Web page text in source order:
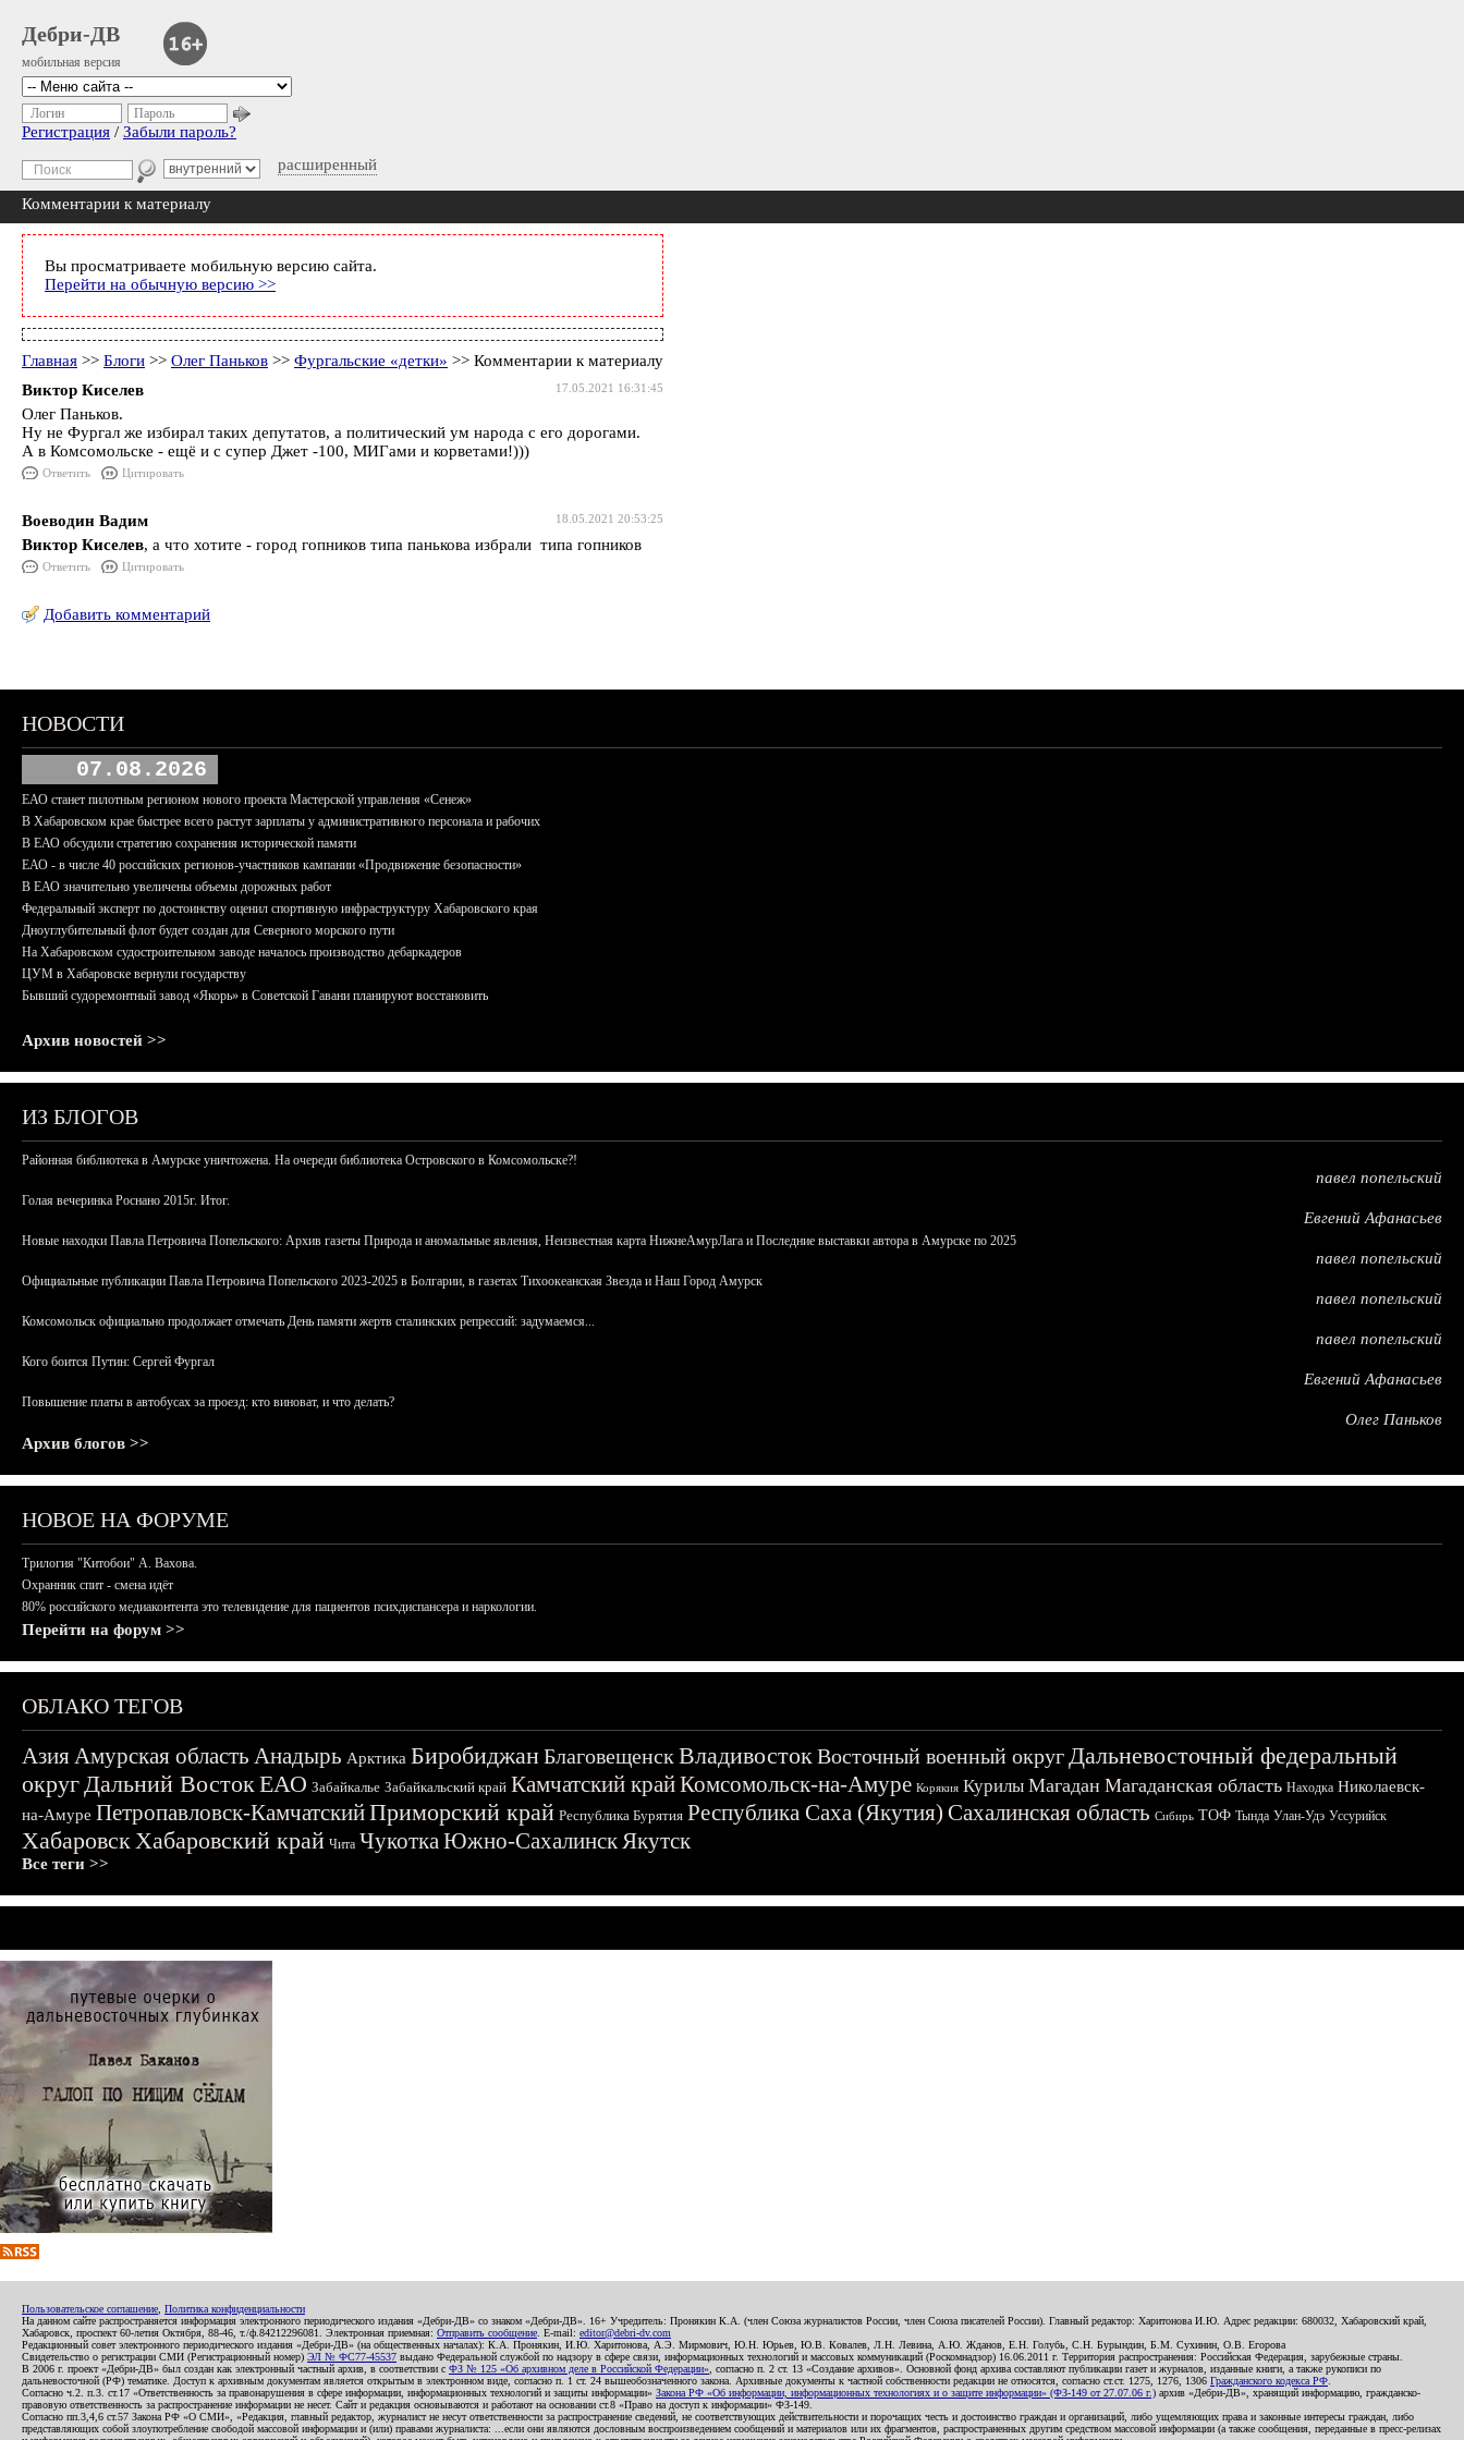
Дебри-ДВ
мобильная версия
расширенный
Логин Пароль
Регистрация / Забыли пароль?
Комментарии к материалу
Вы просматриваете мобильную версию сайта.
Перейти на обычную версию >>
Главная >> Блоги >> Олег Паньков >> Фургальские «детки» >> Комментарии к материалу
17.05.2021 16:31:45
Виктор Киселев
Олег Паньков.
Ну не Фургал же избирал таких депутатов, а политический ум народа с его дорогами.
А в Комсомольске - ещё и с супер Джет -100, МИГами и корветами!)))
Ответить Цитировать
18.05.2021 20:53:25
Воеводин Вадим
Виктор Киселев, а что хотите - город гопников типа панькова избрали типа гопников
Ответить Цитировать
Добавить комментарий
НОВОСТИ
07.08.2026
ЕАО станет пилотным регионом нового проекта Мастерской управления «Сенеж»
В Хабаровском крае быстрее всего растут зарплаты у административного персонала и рабочих
В ЕАО обсудили стратегию сохранения исторической памяти
ЕАО - в числе 40 российских регионов-участников кампании «Продвижение безопасности»
В ЕАО значительно увеличены объемы дорожных работ
Федеральный эксперт по достоинству оценил спортивную инфраструктуру Хабаровского края
Дноуглубительный флот будет создан для Северного морского пути
На Хабаровском судостроительном заводе началось производство дебаркадеров
ЦУМ в Хабаровске вернули государству
Бывший судоремонтный завод «Якорь» в Советской Гавани планируют восстановить
Архив новостей >>
ИЗ БЛОГОВ
Районная библиотека в Амурске уничтожена. На очереди библиотека Островского в Комсомольске?!
павел попельский
Голая вечеринка Роснано 2015г. Итог.
Евгений Афанасьев
Новые находки Павла Петровича Попельского: Архив газеты Природа и аномальные явления, Неизвестная карта НижнеАмурЛага и Последние выставки автора в Амурске по 2025
павел попельский
Официальные публикации Павла Петровича Попельского 2023-2025 в Болгарии, в газетах Тихоокеанская Звезда и Наш Город Амурск
павел попельский
Комсомольск официально продолжает отмечать День памяти жертв сталинских репрессий: задумаемся...
павел попельский
Кого боится Путин: Сергей Фургал
Евгений Афанасьев
Повышение платы в автобусах за проезд: кто виноват, и что делать?
Олег Паньков
Архив блогов >>
НОВОЕ НА ФОРУМЕ
Трилогия "Китобои" А. Вахова.
Охранник спит - смена идёт
80% российского медиаконтента это телевидение для пациентов психдиспансера и наркологии.
Перейти на форум >>
ОБЛАКО ТЕГОВ
АзияАмурская область Анадырь Арктика БиробиджанБлаговещенскВладивостокВосточный военный округДальневосточный федеральный
округДальний ВостокЕАО Забайкалье Забайкальский край Камчатский крайКомсомольск-на-Амуре Корякия Курилы Магадан Магаданская область Находка Николаевск-
на-Амуре Петропавловск-КамчатскийПриморский край Республика Бурятия Республика Саха (Якутия) Сахалинская область Сибирь ТОФ Тында Улан-Удэ Уссурийск
ХабаровскХабаровский край Чита ЧукоткаЮжно-СахалинскЯкутск
Все теги >>
Пользовательское соглашение Политика конфиденциальности
На данном сайте распространяется информация электронного периодического издания «Дебри-ДВ» со знаком «Дебри-ДВ». 16+ Учредитель: Пронякин К.А. (член Союза журналистов России, член Союза писателей России). Главный редактор: Харитонова И.Ю. Адрес редакции: 680032, Хабаровский край,
Хабаровск, проспект 60-летия Октября, 88-46, т./ф.84212296081. Электронная приемная: Отправить сообщение . E-mail: editor@debri-dv.com
Редакционный совет электронного периодического издания «Дебри-ДВ» (на общественных началах): К.А. Пронякин, И.Ю. Харитонова, А.Э. Мирмович, Ю.Н. Юрьев, Ю.В. Ковалев, Л.Н. Левина, А.Ю. Жданов, Е.Н. Голубь, С.Н. Бурындин, Б.М. Сухинин, О.В. Егорова
Свидетельство о регистрации СМИ (Регистрационный номер) ЭЛ № ФС77-45537 выдано Федеральной службой по надзору в сфере связи, информационных технологий и массовых коммуникаций (Роскомнадзор) 16.06.2011 г. Территория распространения: Российская Федерация, зарубежные страны.
В 2006 г. проект «Дебри-ДВ» был создан как электронный частный архив, в соответствии с ФЗ № 125 «Об архивном деле в Российской Федерации» , согласно п. 2 ст. 13 «Создание архивов». Основной фонд архива составляют публикации газет и журналов, изданные книги, а также рукописи по
дальневосточной (РФ) тематике. Доступ к архивным документам является открытым в электронном виде, согласно п. 1 ст. 24 вышеобозначенного закона. Архивные документы к частной собственности редакции не относятся, согласно ст.ст. 1275, 1276, 1306 Гражданского кодекса РФ
Согласно ч.2. п.3. ст.17 «Ответственность за правонарушения в сфере информации, информационных технологий и защиты информации» Закона РФ «Об информации, информационных технологиях и о защите информации» (ФЗ-149 от 27.07.06 г.) архив «Дебри-ДВ», хранящий информацию, гражданско-
правовую ответственность за распространение информации не несет. Сайт и редакция основываются и работают на основании ст.8 «Право на доступ к информации» ФЗ-149.
Согласно пп.3,4,6 ст.57 Закона РФ «О СМИ», «Редакция, главный редактор, журналист не несут ответственности за распространение сведений, не соответствующих действительности и порочащих честь и достоинство граждан и организаций, либо ущемляющих права и законные интересы граждан, либо
представляющих собой злоупотребление свободой массовой информации и (или) правами журналиста: ...если они являются дословным воспроизведением сообщений и материалов или их фрагментов, распространенных другим средством массовой информации (а также сообщения, переданные в пресс-релизах